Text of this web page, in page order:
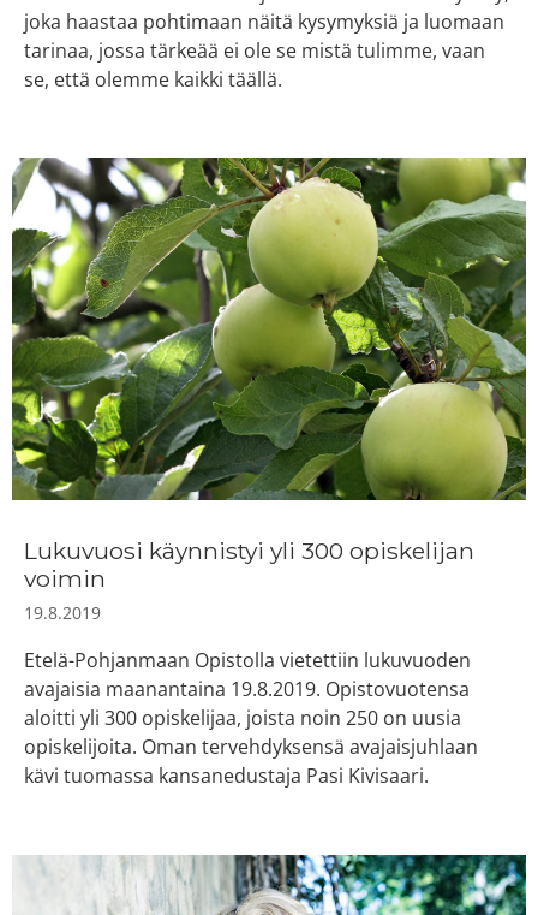
joka haastaa pohtimaan näitä kysymyksiä ja luomaan
tarinaa, jossa tärkeää ei ole se mistä tulimme, vaan
se, että olemme kaikki täällä.
Lukuvuosi käynnistyi yli 300 opiskelijan
voimin
19.8.2019
Etelä-Pohjanmaan Opistolla vietettiin lukuvuoden
avajaisia maanantaina 19.8.2019. Opistovuotensa
aloitti yli 300 opiskelijaa, joista noin 250 on uusia
opiskelijoita. Oman tervehdyksensä avajaisjuhlaan
kävi tuomassa kansanedustaja Pasi Kivisaari.